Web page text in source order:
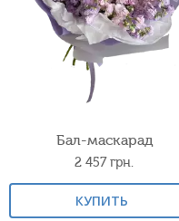
Бал-маскарад
2 457грн.
КУПИТЬ